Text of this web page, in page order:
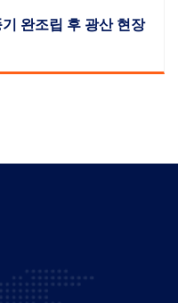
완조립 후 광산 현장